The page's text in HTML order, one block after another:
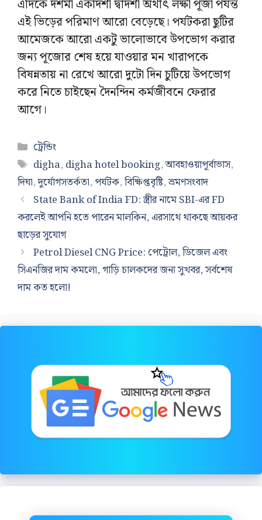
এদিকে দশমী একাদশী দ্বাদশী অর্থাৎ লক্ষী পূজা পর্যন্ত
এই ভিড়ের পরিমাণ আরো বেড়েছে। পর্যটকরা ছুটির
আমেজকে আরো একটু ভালোভাবে উপভোগ করার
জন্য পূজোর শেষ হয়ে যাওয়ার মন খারাপকে
বিষন্নতায় না রেখে আরো দুটো দিন চুটিয়ে উপভোগ
করে নিতে চাইছেন দৈনন্দিন কর্মজীবনে ফেরার
আগে।
Categories
ট্রেন্ডিং
Tags
digha, digha hotel booking,আবহাওয়াপূর্বাভাস,
দিঘা,দুর্যোগসতর্কতা,পর্যটক,বিক্ষিপ্তবৃষ্টি,ভ্রমণসংবাদ
State Bank of India FD: স্ত্রীর নামে SBI-এর FD
করলেই আপনি হতে পারেন মালকিন, এরসাথে থাকছে আয়কর
ছাড়ের সুযোগ
Petrol Diesel CNG Price: পেট্রোল, ডিজেল এবং
সিএনজির দাম কমলো, গাড়ি চালকদের জন্য সুখবর, সর্বশেষ
দাম কত হলো!